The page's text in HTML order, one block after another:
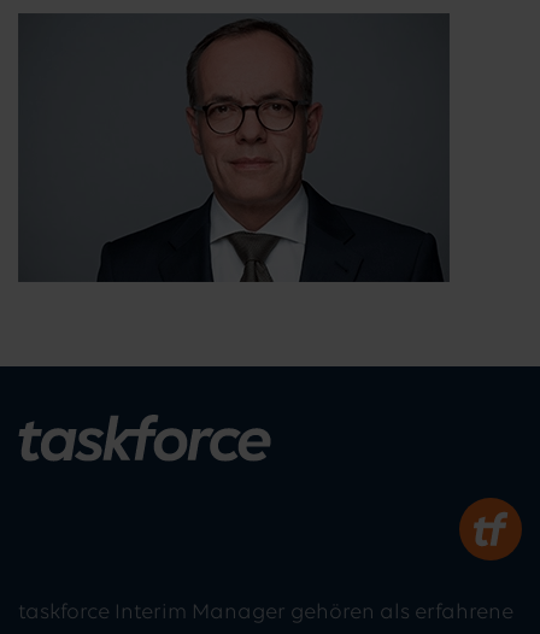
taskforce Interim Manager gehören als erfahrene